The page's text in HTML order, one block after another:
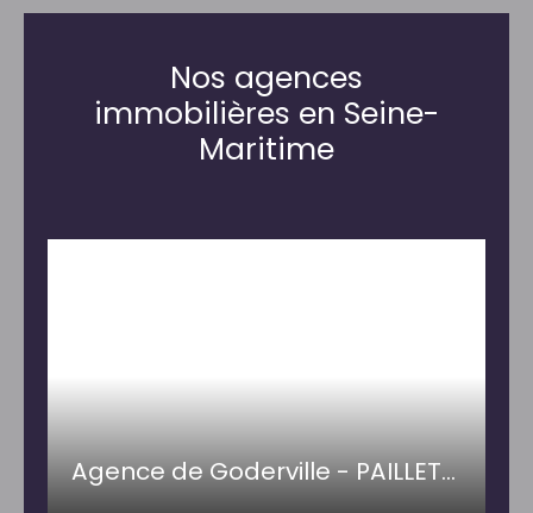
Nos agences
immobilières en Seine-
Maritime
Agence de Goderville - PAILLETTE IMMOBILIER